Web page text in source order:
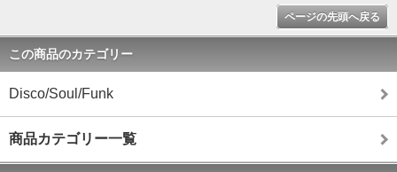
ページの先頭へ戻る
この商品のカテゴリー
Disco/Soul/Funk
商品カテゴリー一覧